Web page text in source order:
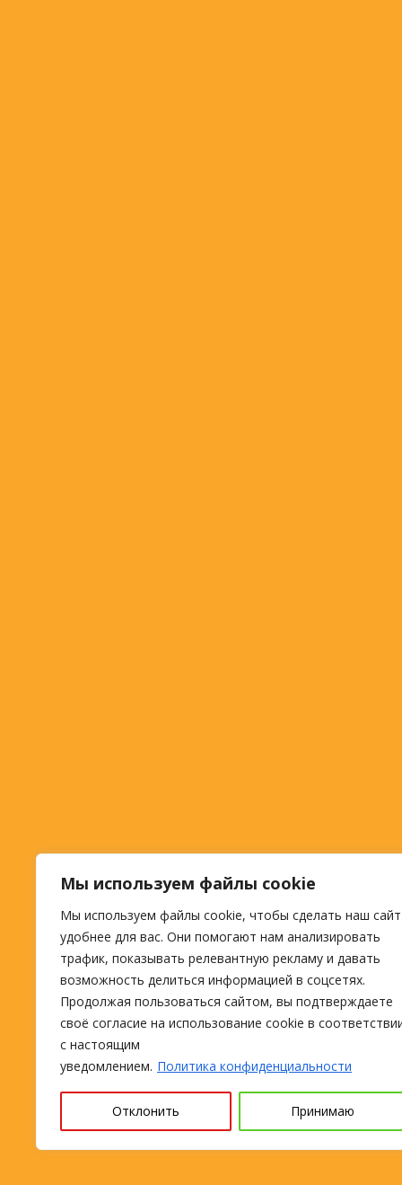
Мы используем файлы cookie
Мы используем файлы cookie, чтобы сделать наш сайт
удобнее для вас. Они помогают нам анализировать
трафик, показывать релевантную рекламу и давать
возможность делиться информацией в соцсетях.
Продолжая пользоваться сайтом, вы подтверждаете
своё согласие на использование cookie в
с настоящим
уведомлением. Политика конфиденциальности
Отклонить Принимаю